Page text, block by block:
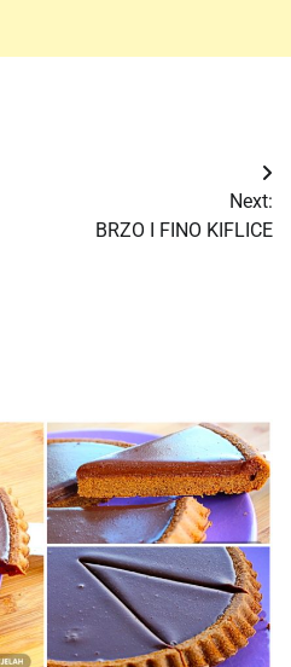
Next:
BRZO I FINO KIFLICE